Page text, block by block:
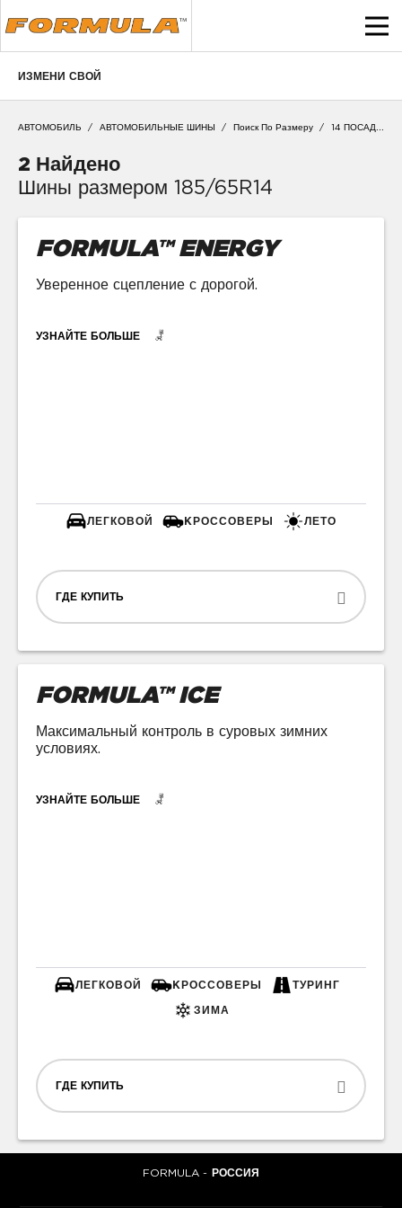
ИЗМЕНИ СВОЙ
НАЙТИ ПОДХОДЯЩИЕ ШИНЫ
ПОИСК ПО ТИПОРАЗМЕРУ
02 65
03 R14
Укажите город, чтобы проверить наличие. Например, Москва
АВТОМОБИЛЬ / АВТОМОБИЛЬНЫЕ ШИНЫ / Поиск По Размеру / 14 ПОСАДОЧНЫЙ ДИАМЕТР
2 Найдено
Шины размером 185/65R14
FORMULA™ ENERGY
Уверенное сцепление с дорогой.
УЗНАЙТЕ БОЛЬШЕ
ЛЕГКОВОЙ KРОССОВЕРЫ ЛЕТО
ГДЕ КУПИТЬ
FORMULA™ ICE
Максимальный контроль в суровых зимних
условиях.
УЗНАЙТЕ БОЛЬШЕ
ЛЕГКОВОЙ KРОССОВЕРЫ ТУРИНГ
ЗИМА
ГДЕ КУПИТЬ
FORMULA - РОССИЯ